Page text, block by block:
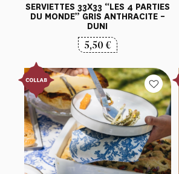
SERVIETTES 33X33 “LES 4 PARTIES
DU MONDE” GRIS ANTHRACITE –
DUNI
5,50€